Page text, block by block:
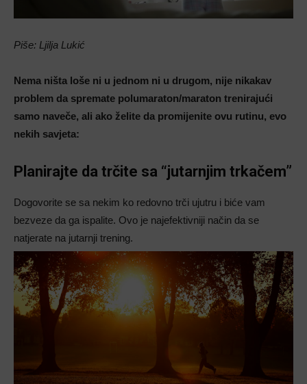
Piše: Ljilja Lukić
Nema ništa loše ni u jednom ni u drugom, nije nikakav
problem da spremate polumaraton/maraton trenirajući
samo naveče, ali ako želite da promijenite ovu rutinu, evo
nekih savjeta:
Planirajte da trčite sa “jutarnjim trkačem”
Dogovorite se sa nekim ko redovno trči ujutru i biće vam
bezveze da ga ispalite. Ovo je najefektivniji način da se
natjerate na jutarnji trening.